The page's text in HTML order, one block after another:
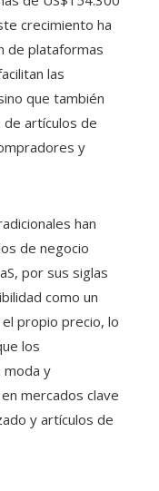
crecimiento ha
de plataformas
las
que también
artículos de
y
han
de negocio
por sus siglas
como un
propio precio, lo
los
moda y
mercados clave
y artículos de